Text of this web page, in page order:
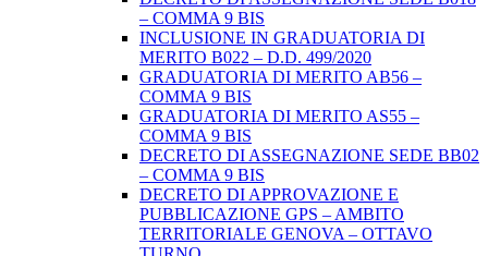
– COMMA 9 BIS
INCLUSIONE IN GRADUATORIA DI
MERITO B022 – D.D. 499/2020
GRADUATORIA DI MERITO AB56 –
COMMA 9 BIS
GRADUATORIA DI MERITO AS55 –
COMMA 9 BIS
DECRETO DI ASSEGNAZIONE SEDE BB02
– COMMA 9 BIS
DECRETO DI APPROVAZIONE E
PUBBLICAZIONE GPS – AMBITO
TERRITORIALE GENOVA – OTTAVO